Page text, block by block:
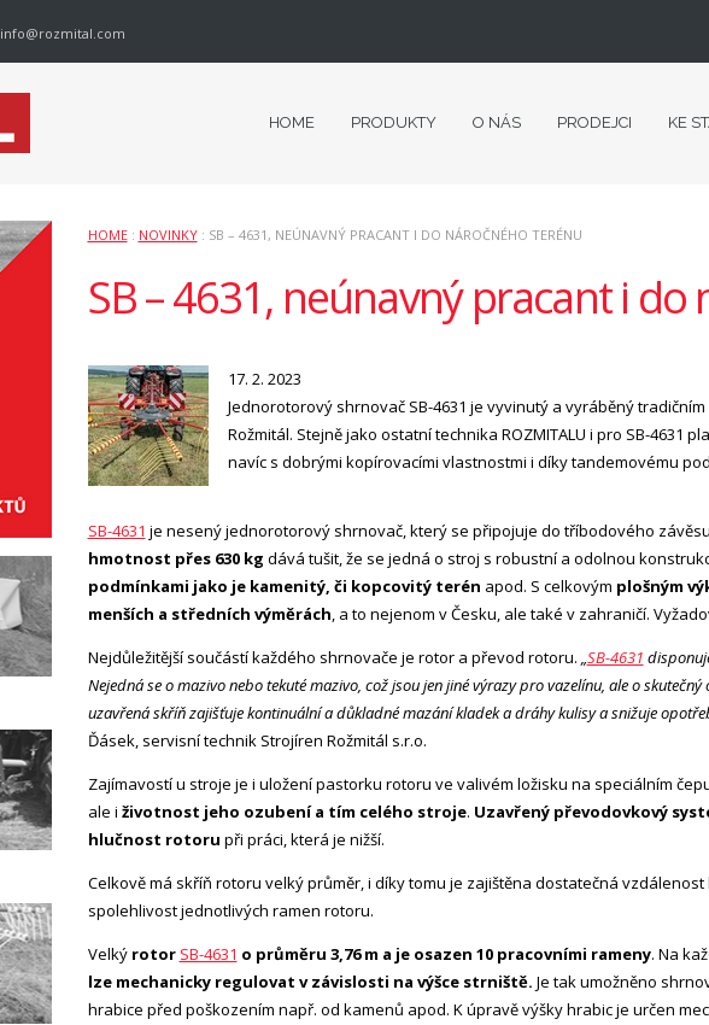
info@rozmital.com
HOME PRODUKTY O NÁS PRODEJCI KE
HOME: NOVINKY: SB – 4631, NEÚNAVNÝ PRACANT I DO NÁROČNÉHO TERÉNU
SB – 4631, neúnavný pracant i
17. 2. 2023
Jednorotorový shrnovač SB-4631 je vyvinutý a vyráběný
Rožmitál. Stejně jako ostatní technika ROZMITALU i pro SB-4631
navíc s dobrými kopírovacími vlastnostmi i díky tandemovému
SB-4631 je nesený jednorotorový shrnovač, který se připojuje do tříbodového
hmotnost přes 630 kg dává tušit, že se jedná o stroj s robustní a odolnou
podmínkami jako je kamenitý, či kopcovitý terén apod. S celkovým plošným
menších a středních výměrách, a to nejenom v Česku, ale také v zahraničí.
Nejdůležitější součástí každého shrnovače je rotor a převod rotoru. „SB-4631
Nejedná se o mazivo nebo tekuté mazivo, což jsou jen jiné výrazy pro vazelínu, ale o
uzavřená skříň zajišťuje kontinuální a důkladné mazání kladek a dráhy kulisy a snižuje
Ďásek, servisní technik Strojíren Rožmitál s.r.o.
Zajímavostí u stroje je i uložení pastorku rotoru ve valivém ložisku na speciálním
ale i životnost jeho ozubení a tím celého stroje. Uzavřený převodovkový
hlučnost rotoru při práci, která je nižší.
Celkově má skříň rotoru velký průměr, i díky tomu je zajištěna dostatečná
spolehlivost jednotlivých ramen rotoru.
Velkýrotor SB-4631 o průměru 3,76 m a je osazen 10 pracovními rameny. Na
lze mechanicky regulovat v závislosti na výšce strniště. Je tak umožněno
hrabice před poškozením např. od kamenů apod. K úpravě výšky hrabic je určen